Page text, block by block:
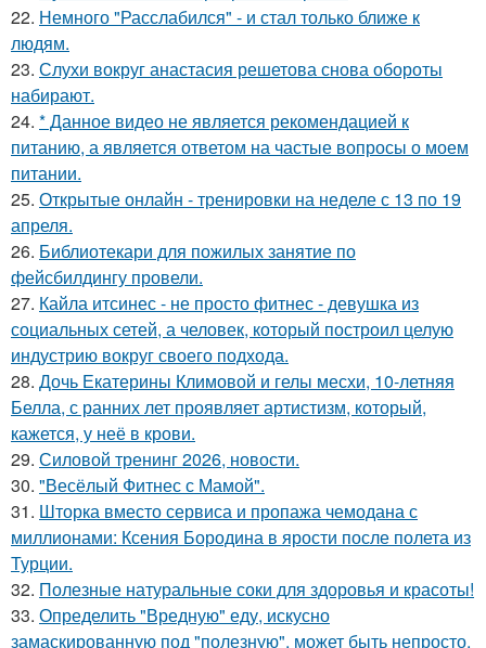
22. Немного "Расслабился" - и стал только ближе к
людям.
23. Слухи вокруг анастасия решетова снова обороты
набирают.
24. * Данное видео не является рекомендацией к
питанию, а является ответом на частые вопросы о моем
питании.
25. Открытые онлайн - тренировки на неделе с 13 по 19
апреля.
26. Библиотекари для пожилых занятие по
фейсбилдингу провели.
27. Кайла итсинес - не просто фитнес - девушка из
социальных сетей, а человек, который построил целую
индустрию вокруг своего подхода.
28. Дочь Екатерины Климовой и гелы месхи, 10-летняя
Белла, с ранних лет проявляет артистизм, который,
кажется, у неё в крови.
29. Силовой тренинг 2026, новости.
30. "Весёлый Фитнес с Мамой".
31. Шторка вместо сервиса и пропажа чемодана с
миллионами: Ксения Бородина в ярости после полета из
Турции.
32. Полезные натуральные соки для здоровья и красоты!
33. Определить "Вредную" еду, искусно
замаскированную под "полезную", может быть непросто.